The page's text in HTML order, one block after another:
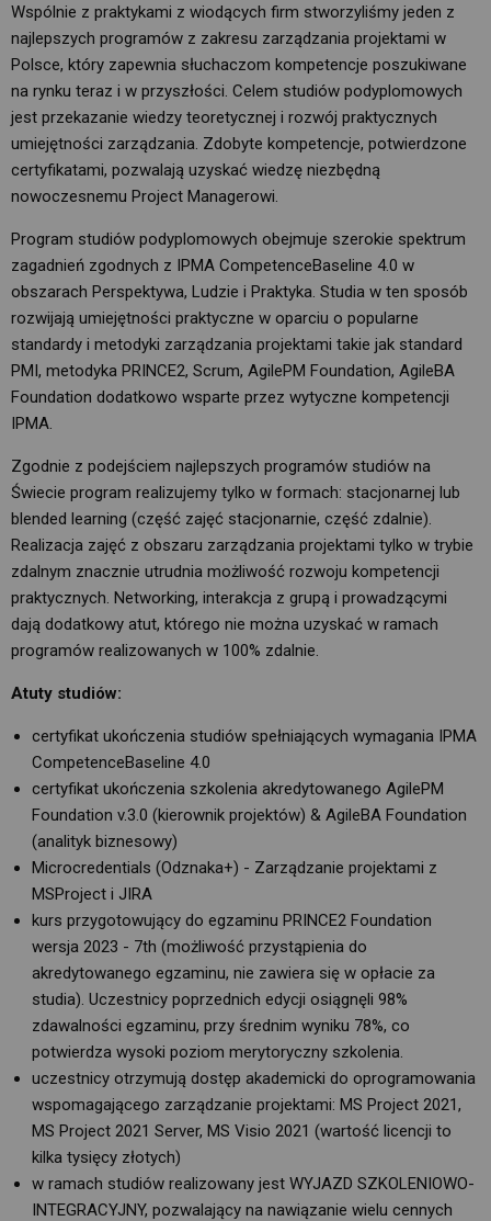
Wspólnie z praktykami z wiodących firm stworzyliśmy jeden z
najlepszych programów z zakresu zarządzania projektami w
Polsce, który zapewnia słuchaczom kompetencje poszukiwane
na rynku teraz i w przyszłości. Celem studiów podyplomowych
jest przekazanie wiedzy teoretycznej i rozwój praktycznych
umiejętności zarządzania. Zdobyte kompetencje, potwierdzone
certyfikatami, pozwalają uzyskać wiedzę niezbędną
nowoczesnemu Project Managerowi.
Program studiów podyplomowych obejmuje szerokie spektrum
zagadnień zgodnych z IPMA CompetenceBaseline 4.0 w
obszarach Perspektywa, Ludzie i Praktyka. Studia w ten sposób
rozwijają umiejętności praktyczne w oparciu o popularne
standardy i metodyki zarządzania projektami takie jak standard
PMI, metodyka PRINCE2, Scrum, AgilePM Foundation, AgileBA
Foundation dodatkowo wsparte przez wytyczne kompetencji
IPMA.
Zgodnie z podejściem najlepszych programów studiów na
Świecie program realizujemy tylko w formach: stacjonarnej lub
blended learning (część zajęć stacjonarnie, część zdalnie).
Realizacja zajęć z obszaru zarządzania projektami tylko w trybie
zdalnym znacznie utrudnia możliwość rozwoju kompetencji
praktycznych. Networking, interakcja z grupą i prowadzącymi
dają dodatkowy atut, którego nie można uzyskać w ramach
programów realizowanych w 100% zdalnie.
Atuty studiów:
certyfikat ukończenia studiów spełniających wymagania IPMA
CompetenceBaseline 4.0
certyfikat ukończenia szkolenia akredytowanego AgilePM
Foundation v.3.0 (kierownik projektów) & AgileBA Foundation
(analityk biznesowy)
Microcredentials (Odznaka+) - Zarządzanie projektami z
MSProject i JIRA
kurs przygotowujący do egzaminu PRINCE2 Foundation
wersja 2023 - 7th (możliwość przystąpienia do
akredytowanego egzaminu, nie zawiera się w opłacie za
studia). Uczestnicy poprzednich edycji osiągnęli 98%
zdawalności egzaminu, przy średnim wyniku 78%, co
potwierdza wysoki poziom merytoryczny szkolenia.
uczestnicy otrzymują dostęp akademicki do oprogramowania
wspomagającego zarządzanie projektami: MS Project 2021,
MS Project 2021 Server, MS Visio 2021 (wartość licencji to
kilka tysięcy złotych)
w ramach studiów realizowany jest WYJAZD SZKOLENIOWO-
INTEGRACYJNY, pozwalający na nawiązanie wielu cennych